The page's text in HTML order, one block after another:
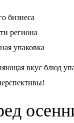
бизнеса
региона
упаковка
вкус блюд